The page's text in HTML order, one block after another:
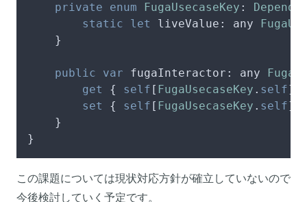
private enum FugaUsecaseKey :
static
let liveValue: any
    }
public var fugaInteractor: any
get
{ self [ FugaUsecaseKey . self]
set
{ self [ FugaUsecaseKey . self]
    }
}
この課題については現状対応方針が確立していないので
今後検討していく予定です。